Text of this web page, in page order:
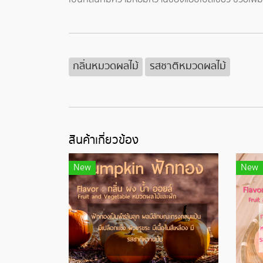
กลิ่นหมวดผลไม้ รสชาติหมวดผลไม้
สินค้าเกี่ยวข้อง
New New